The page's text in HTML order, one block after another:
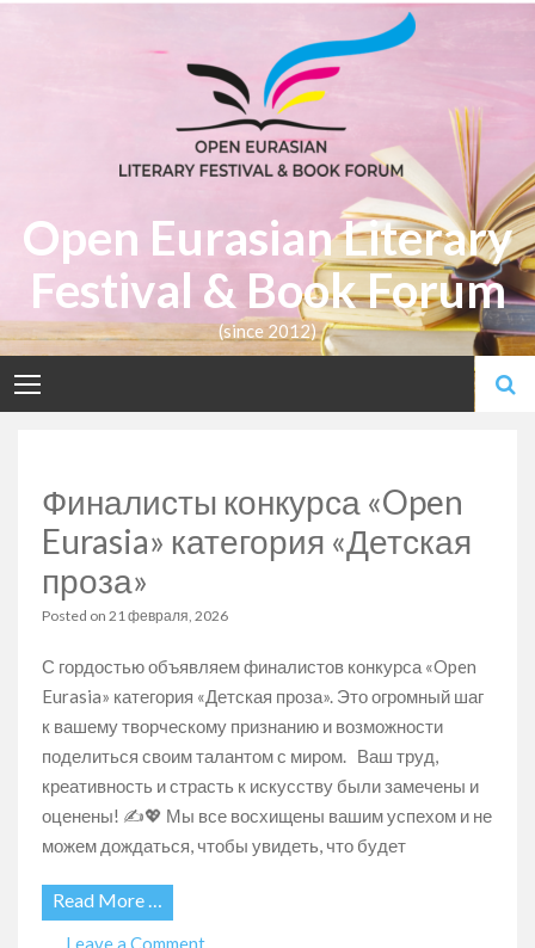
Open Eurasian Literary
Festival & Book Forum
(since 2012)
Финалисты конкурса «Open
Eurasia» категория «Детская
проза»
Posted on 21 февраля, 2026
С гордостью объявляем финалистов конкурса «Open
Eurasia» категория «Детская проза». Это огромный шаг
к вашему творческому признанию и возможности
поделиться своим талантом с миром. Ваш труд,
креативность и страсть к искусству были замечены и
оценены! ✍️💖 Мы все восхищены вашим успехом и не
можем дождаться, чтобы увидеть, что будет
Read More …
Leave a Commenton